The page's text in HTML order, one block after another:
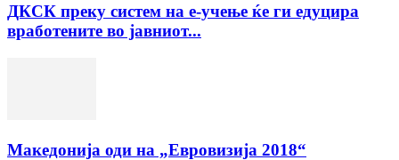
ДКСК преку систем на e-учење ќе ги едуцира
вработените во јавниот...
Македонија оди на „Евровизија 2018“